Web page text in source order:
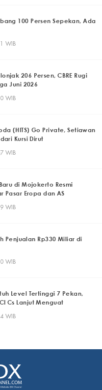
100 Persen Sepekan, Ada
WIB
206 Persen, CBRE Rugi
Juni 2026
WIB
(HITS) Go Private, Setiawan
Kursi Dirut
WIB
di Mojokerto Resmi
Pasar Eropa dan AS
WIB
Penjualan Rp330 Miliar di
WIB
Level Tertinggi 7 Pekan,
Cs Lanjut Menguat
WIB